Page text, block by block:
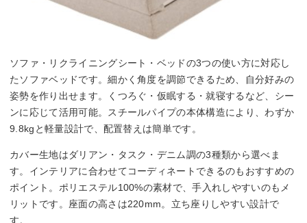
ソファ・リクライニングシート・ベッドの3つの使い方に対応し
たソファベッドです。細かく角度を調節できるため、自分好みの
姿勢を作り出せます。くつろぐ・仮眠する・就寝するなど、シー
ンに応じて活用可能。スチールパイプの本体構造により、わずか
9.8kgと軽量設計で、配置替えは簡単です。
カバー生地はダリアン・タスク・デニム調の3種類から選べま
す。インテリアに合わせてコーディネートできるのもおすすめの
ポイント。ポリエステル100%の素材で、手入れしやすいのもメ
リットです。座面の高さは220mm。立ち座りしやすい設計で
す。